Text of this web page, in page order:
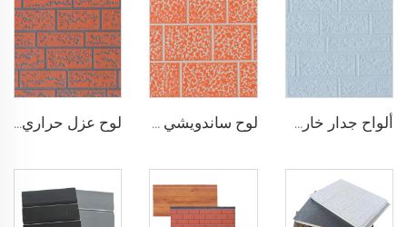
ألواح جدار خارجي من الفولاذ المجلفن المنحوت، ألواح لواجهات وأسطح البيوت الجاهزة، ألواح ساندويشية من البولي يوريثين للمشاريع الخارجية لوح ساندويشي من رغوة البولي يوريثين (PU) بسمك 16 مم، ألواح عازلة حرارية خفيفة الوزن للواجهات الخارجية، تغليف معدني للجدران في المنازل لوح عزل حراري للواجهات الخارجية مقاوم للحريق بقلب من رغوة البولي يوريثين (PU)، ألواح ساندويشية بدون فواصل، تغليف معدني للجدران في المنازل